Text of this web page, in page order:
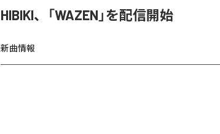
HIBIKI、「WAZEN」を配信開始
新曲情報